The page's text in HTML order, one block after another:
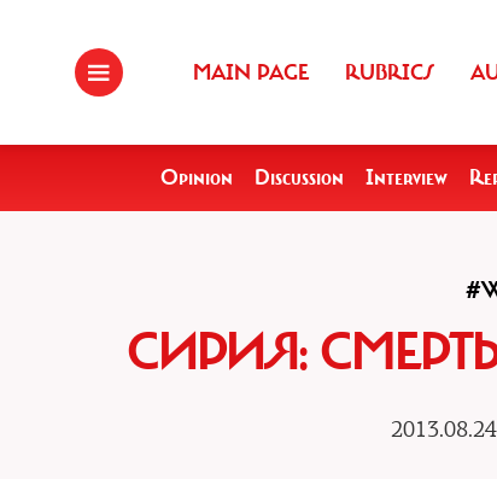
MAIN PAGE RUBRICS
Opinion Discussion Interview
СИРИЯ: